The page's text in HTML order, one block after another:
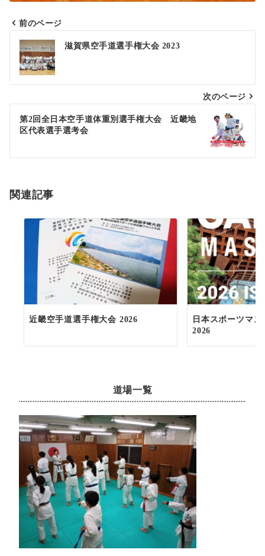
投
稿
ナ
ビ
ゲ
シ
ン
前のページ
滋賀県空手道選手権大会 2023
次のページ
第2回全日本空手道体重別選手権大会 近畿地
区代表選手選考会
関連記事
近畿空手道選手権大会 2026
日本スポーツマ
2026
道場一覧